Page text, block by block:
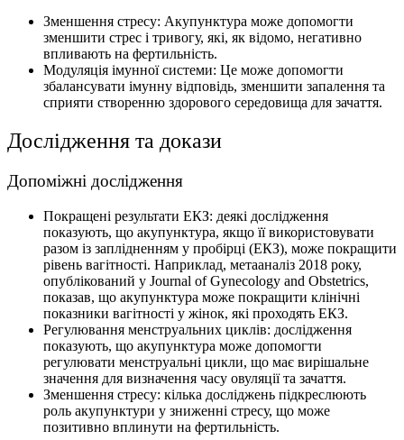
Зменшення стресу: Акупунктура може допомогти
зменшити стрес і тривогу, які, як відомо, негативно
впливають на фертильність.
Модуляція імунної системи: Це може допомогти
збалансувати імунну відповідь, зменшити запалення та
сприяти створенню здорового середовища для зачаття.
Дослідження та докази
Допоміжні дослідження
Покращені результати ЕКЗ: деякі дослідження
показують, що акупунктура, якщо її використовувати
разом із заплідненням у пробірці (ЕКЗ), може покращити
рівень вагітності. Наприклад, метааналіз 2018 року,
опублікований у Journal of Gynecology and Obstetrics,
показав, що акупунктура може покращити клінічні
показники вагітності у жінок, які проходять ЕКЗ.
Регулювання менструальних циклів: дослідження
показують, що акупунктура може допомогти
регулювати менструальні цикли, що має вирішальне
значення для визначення часу овуляції та зачаття.
Зменшення стресу: кілька досліджень підкреслюють
роль акупунктури у зниженні стресу, що може
позитивно вплинути на фертильність.